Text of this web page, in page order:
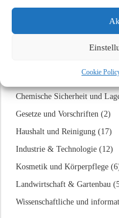
Cookie
Aquarium & Tierpflege(1)
Chemische Sicherheit und
Gesetze und Vorschriften (2)
Haushalt und Reinigung (17)
Industrie & Technologie (12)
Kosmetik und Körperpflege
Landwirtschaft & Gartenbau
Wissenschaftliche und